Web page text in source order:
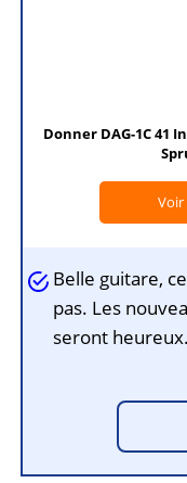
Donner DAG-1C 41
Voir
Belle guitare,
pas. Les
seront heureux.